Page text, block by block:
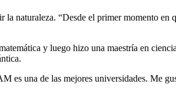
la naturaleza. “Desde el primer momento
y luego hizo una maestría en
una de las mejores universidades. Me